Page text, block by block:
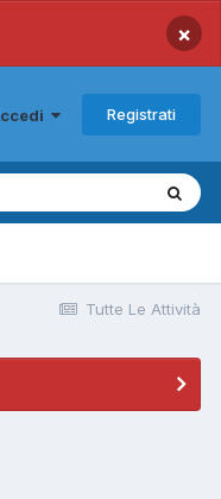
×
Registrati
Tutte Le Attività